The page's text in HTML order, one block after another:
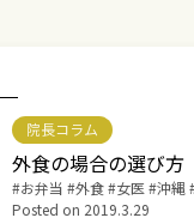
院長コラム
外食の場合の選び方
Tags:
お弁当 外食 女医 沖縄
Posted on 2019.3.29